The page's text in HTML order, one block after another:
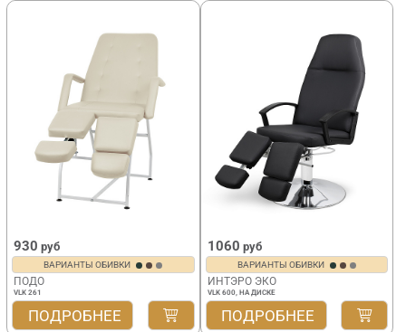
930 руб
ВАРИАНТЫ ОБИВКИ
ПОДО
VLK 261
ПОДРОБНЕЕ
1060 руб
ВАРИАНТЫ ОБИВКИ
ИНТЭРО ЭКО
VLK 600, НА ДИСКЕ
ПОДРОБНЕЕ